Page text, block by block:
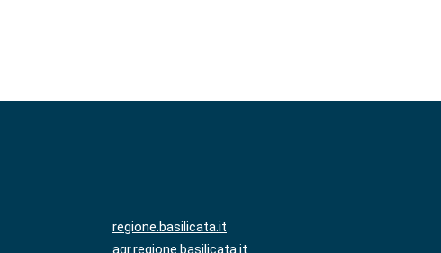
regione.basilicata.it
agr.regione.basilicata.it